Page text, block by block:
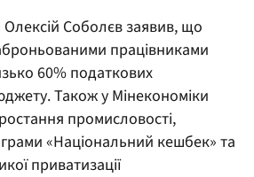
Олексій Соболєв заявив, що
працівниками
60% податкових
Також у Мінекономіки
промисловості,
«Національний кешбек» та
приватизації